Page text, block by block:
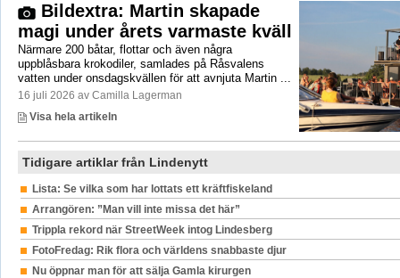
Bildextra: Martin skapade
magi under årets varmaste kväll
Närmare 200 båtar, flottar och även några
uppblåsbara krokodiler, samlades på Råsvalens
vatten under onsdagskvällen för att avnjuta Martin ...
16 juli 2026 av Camilla Lagerman
Visa hela artikeln
Tidigare artiklar från Lindenytt
Lista: Se vilka som har lottats ett kräftfiskeland
Arrangören: ”Man vill inte missa det här”
Trippla rekord när StreetWeek intog Lindesberg
FotoFredag: Rik flora och världens snabbaste djur
Nu öppnar man för att sälja Gamla kirurgen